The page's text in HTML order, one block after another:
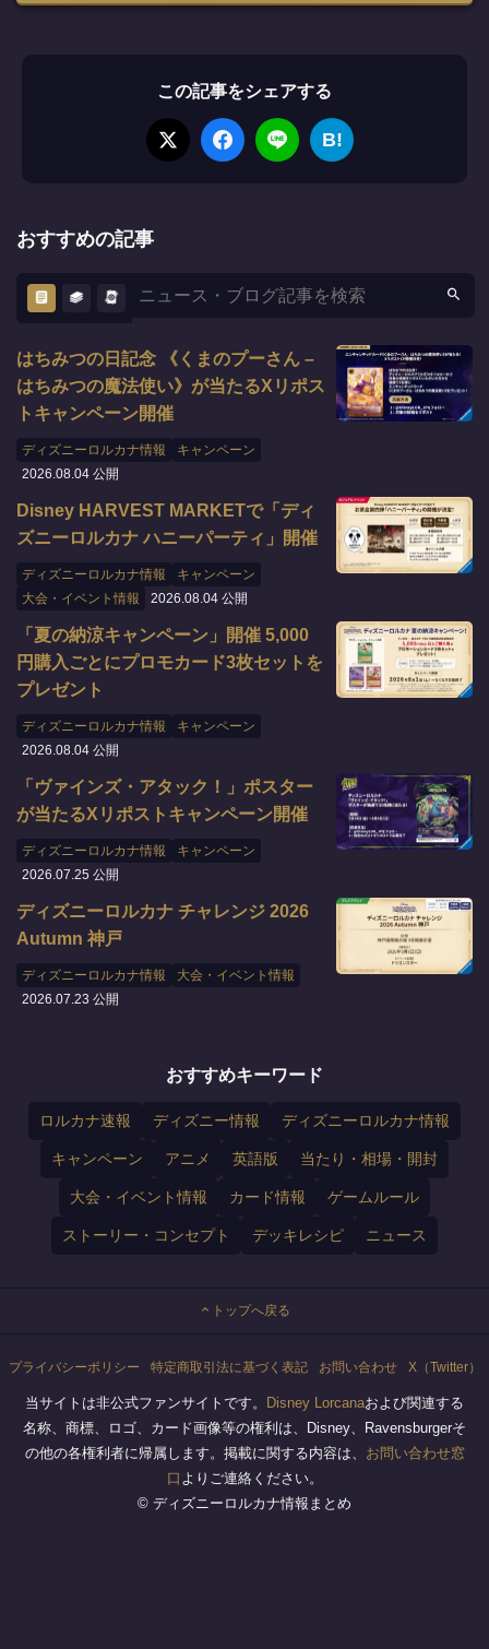
この記事をシェアする
B!
おすすめの記事
はちみつの日記念 《くまのプーさん –
はちみつの魔法使い》が当たるXリポス
トキャンペーン開催
ディズニーロルカナ情報
キャンペーン
2026.08.04 公開
Disney HARVEST MARKETで「ディ
ズニーロルカナ ハニーパーティ」開催
ディズニーロルカナ情報
キャンペーン
大会・イベント情報
2026.08.04 公開
「夏の納涼キャンペーン」開催 5,000
円購入ごとにプロモカード3枚セットを
プレゼント
ディズニーロルカナ情報
キャンペーン
2026.08.04 公開
「ヴァインズ・アタック！」ポスター
が当たるXリポストキャンペーン開催
ディズニーロルカナ情報
キャンペーン
2026.07.25 公開
ディズニーロルカナ チャレンジ 2026
Autumn 神戸
ディズニーロルカナ情報
大会・イベント情報
2026.07.23 公開
おすすめキーワード
ロルカナ速報 ディズニー情報 ディズニーロルカナ情報
キャンペーン アニメ 英語版 当たり・相場・開封
大会・イベント情報 カード情報 ゲームルール
ストーリー・コンセプト デッキレシピ ニュース
トップへ戻る
プライバシーポリシー 特定商取引法に基づく表記 お問い合わせ X（Twitter）
当サイトは非公式ファンサイトです。 Disney Lorcanaおよび関連する
名称、商標、ロゴ、カード画像等の権利は、Disney、Ravensburgerそ
の他の各権利者に帰属します。掲載に関する内容は、 お問い合わせ窓
口 よりご連絡ください。
© ディズニーロルカナ情報まとめ